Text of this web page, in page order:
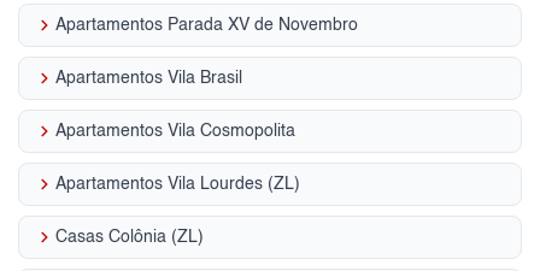
keyboard_arrow_right Apartamentos Parada XV de Novembro
keyboard_arrow_right Apartamentos Vila Brasil
keyboard_arrow_right Apartamentos Vila Cosmopolita
keyboard_arrow_right Apartamentos Vila Lourdes (ZL)
keyboard_arrow_right Casas Colônia (ZL)